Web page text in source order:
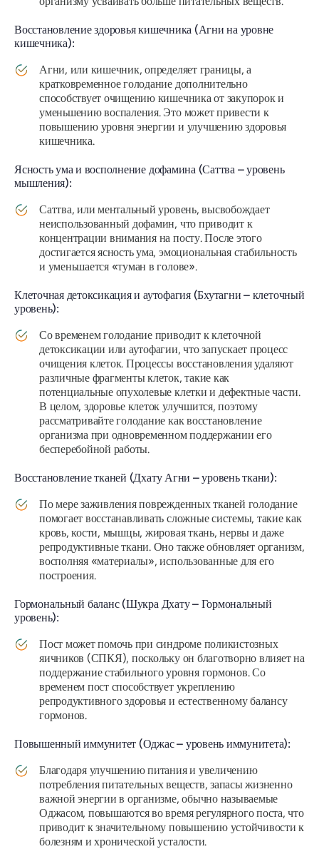
Восстановление здоровья кишечника (Агни на уровне
кишечника):
Агни, или кишечник, определяет границы, а
кратковременное голодание дополнительно
способствует очищению кишечника от закупорок и
уменьшению воспаления. Это может привести к
повышению уровня энергии и улучшению здоровья
кишечника.
Ясность ума и восполнение дофамина (Саттва – уровень
мышления):
Саттва, или ментальный уровень, высвобождает
неиспользованный дофамин, что приводит к
концентрации внимания на посту. После этого
достигается ясность ума, эмоциональная стабильность
и уменьшается «туман в голове».
Клеточная детоксикация и аутофагия (Бхутагни – клеточный
уровень):
Со временем голодание приводит к клеточной
детоксикации или аутофагии, что запускает процесс
очищения клеток. Процессы восстановления удаляют
различные фрагменты клеток, такие как
потенциальные опухолевые клетки и дефектные части.
В целом, здоровье клеток улучшится, поэтому
рассматривайте голодание как восстановление
организма при одновременном поддержании его
бесперебойной работы.
Восстановление тканей (Дхату Агни – уровень ткани):
По мере заживления поврежденных тканей голодание
помогает восстанавливать сложные системы, такие как
кровь, кости, мышцы, жировая ткань, нервы и даже
репродуктивные ткани. Оно также обновляет организм,
восполняя «материалы», использованные для его
построения.
Гормональный баланс (Шукра Дхату – Гормональный
уровень):
Пост может помочь при синдроме поликистозных
яичников (СПКЯ), поскольку он благотворно влияет на
поддержание стабильного уровня гормонов. Со
временем пост способствует укреплению
репродуктивного здоровья и естественному балансу
гормонов.
Повышенный иммунитет (Оджас – уровень иммунитета):
Благодаря улучшению питания и увеличению
потребления питательных веществ, запасы жизненно
важной энергии в организме, обычно называемые
Оджасом, повышаются во время регулярного поста, что
приводит к значительному повышению устойчивости к
болезням и хронической усталости.